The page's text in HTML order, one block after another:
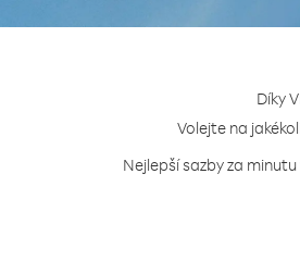
Díky
Volejte na
Nejlepší sazby za